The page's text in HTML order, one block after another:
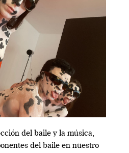
del baile y la música,
del baile en nuestro